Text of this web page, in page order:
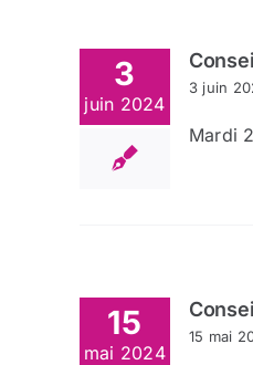
3
juin 2024
3 juin
Mardi
15
mai 2024
15 mai